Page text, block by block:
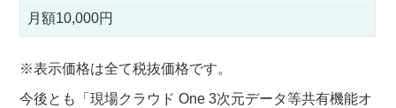
月額10,000円
※表示価格は全て税抜価格です。
今後とも「現場クラウド One 3次元データ等共有機能オ